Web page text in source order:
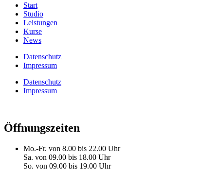
Start
Studio
Leistungen
Kurse
News
Datenschutz
Impressum
Datenschutz
Impressum
Öffnungszeiten
Mo.-Fr. von 8.00 bis 22.00 Uhr
Sa. von 09.00 bis 18.00 Uhr
So. von 09.00 bis 19.00 Uhr